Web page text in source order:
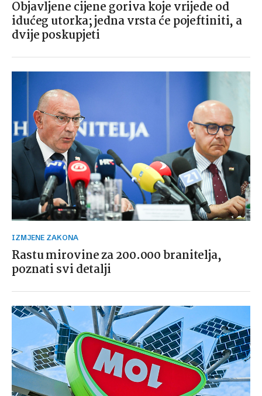
Objavljene cijene goriva koje vrijede od
idućeg utorka; jedna vrsta će pojeftiniti, a
dvije poskupjeti
IZMJENE ZAKONA
Rastu mirovine za 200.000 branitelja,
poznati svi detalji